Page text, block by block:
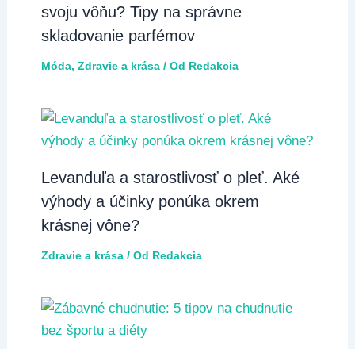
svoju vôňu? Tipy na správne
skladovanie parfémov
Móda, Zdravie a krása/ Od Redakcia
Levanduľa a starostlivosť o pleť. Aké
výhody a účinky ponúka okrem
krásnej vône?
Zdravie a krása/ Od Redakcia